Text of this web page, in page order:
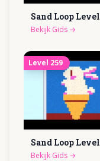
Sand Loop Level
Bekijk Gids →
Level 259
Sand Loop Level
Bekijk Gids →